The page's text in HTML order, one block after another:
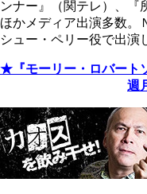
ンナー』（関テレ）、『
ほかメディア出演多数。
シュー・ペリー役で出演
★『モーリー・ロバート
週